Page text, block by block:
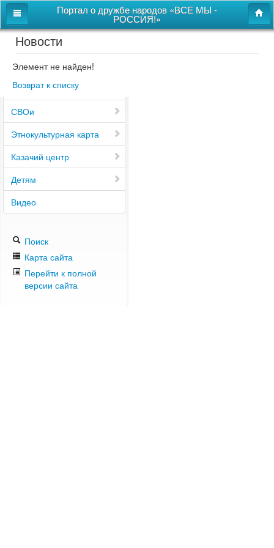
Портал о дружбе народов «ВСЕ МЫ -
РОССИЯ!»
Главная
Дом дружбы народов
Новости
СВОи
Этнокультурная карта
Казачий центр
Детям
Видео
Поиск
Карта сайта
Перейти к полной
версии сайта
Новости
Элемент не найден!
Возврат к списку